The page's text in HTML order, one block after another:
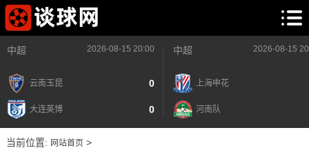
中超 2026-08-15 20:00
云南玉昆 0
大连英博 0
中超 2026-08-15
上海申花
河南队
当前位置: 网站首页>